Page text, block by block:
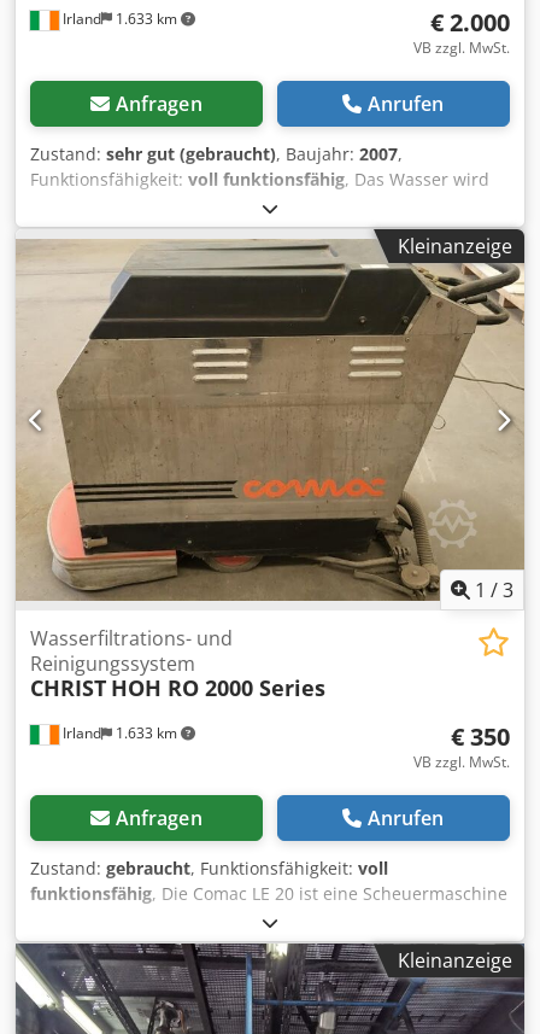
Irland 1.633 km € 2.000
VB zzgl. MwSt.
Anfragen Anrufen
Zustand: sehr gut (gebraucht), Baujahr: 2007,
Funktionsfähigkeit: voll funktionsfähig, Das Wasser wird
mithilfe einer Hochdruckpumpe durch die
Umkehrosmosemembran gepresst. Das entsalztes
Wasser/Permeat wird anschließend über ein 1000-Liter-
Behälter zur Nutzung geleitet. Das Wasser, das die
konzentrierten Salze/den Konzentrat enthält, wird zur
Ableitung geleitet. Das Verhältnis zwischen Permeat und
Konzentrat wird manuell an der Nadelarmatur eingestellt.
Codpfx Aszl E Diemgjrf Unter normalen
Betriebsbedingungen haben die
Umkehrosmosemembranen eine lange Lebensdauer. Aber
selbst bei guter Qualität des Ausgangswassers bilden sich
in gewissem Maße Ablagerungen, und es kommt zu einer
allmählichen Verringerung der Permeatkapazität.
Kleinanzeige
1 /3
Irland 1.633 km
Wasserfiltrations- und
Reinigungssystem
CHRIST HOH RO 2000 Series
€ 350
VB zzgl. MwSt.
Anfragen Anrufen
Zustand: gebraucht, Funktionsfähigkeit: voll
funktionsfähig, Die Comac LE 20 ist eine Scheuermaschine
mit Fahrantrieb, die zum Reinigen von Böden konzipiert
ist. Sie ist eine Scheuer-Trocknungsmaschine, die für die
Unterhaltsreinigung von gewerblichen Flächen, wie z. B.
Einzelhandelsgeschäften und Fitnessstudios, mit einer
Fläche von bis zu 1400 m² geeignet. Codpjzl E Afefx Amgerf
Kleinanzeige